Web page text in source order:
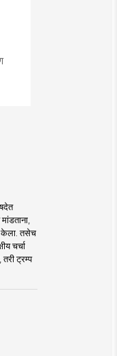
केला. तसेच
चर्चा
तरी ट्रम्प